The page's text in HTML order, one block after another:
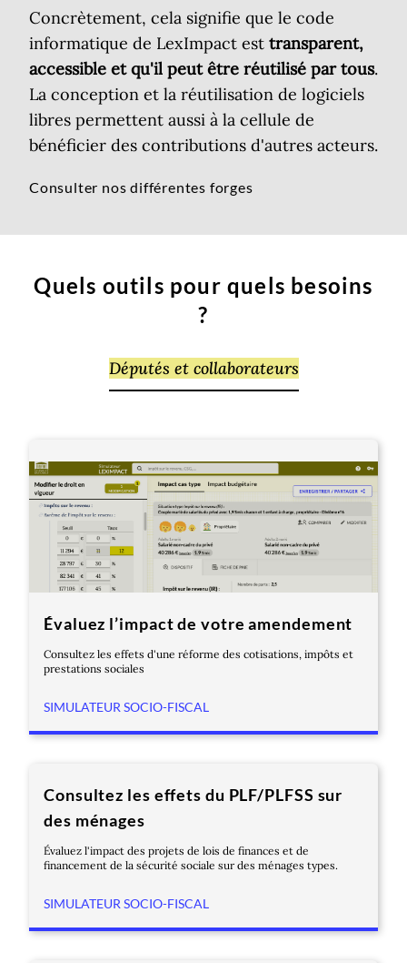
Concrètement, cela signifie que le code
informatique de LexImpact est transparent,
accessible et qu'il peut être réutilisé par tous.
La conception et la réutilisation de logiciels
libres permettent aussi à la cellule de
bénéficier des contributions d'autres acteurs.
Consulter nos différentes forges
Quels outils pour quels besoins
?
Députés et collaborateurs
Évaluez l’impact de votre amendement
Consultez les effets d'une réforme des cotisations, impôts et
prestations sociales
SIMULATEUR SOCIO-FISCAL
Consultez les effets du PLF/PLFSS sur
des ménages
Évaluez l'impact des projets de lois de finances et de
financement de la sécurité sociale sur des ménages types.
SIMULATEUR SOCIO-FISCAL